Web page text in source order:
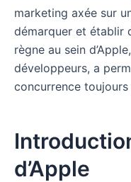
marketing axée sur
démarquer et établir
règne au sein
développeurs, a
concurrence toujours
d’Apple